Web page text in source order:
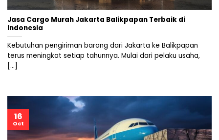
Jasa Cargo Murah Jakarta Balikpapan Terbaik di
Indonesia
Kebutuhan pengiriman barang dari Jakarta ke Balikpapan
terus meningkat setiap tahunnya. Mulai dari pelaku usaha,
[...]
16
Oct